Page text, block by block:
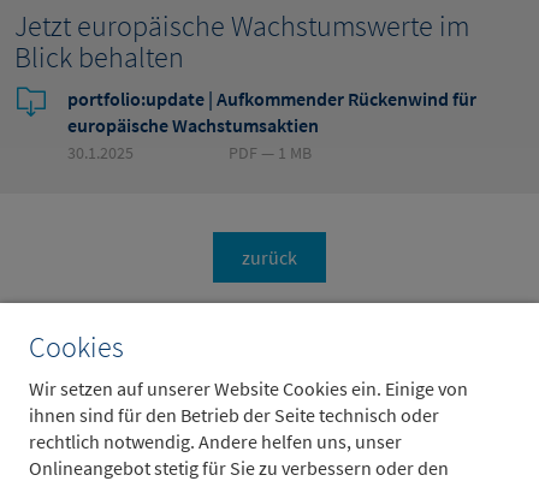
Cookies
Wir setzen auf unserer Website Cookies ein. Einige von
ihnen sind für den Betrieb der Seite technisch oder
rechtlich notwendig. Andere helfen uns, unser
Onlineangebot stetig für Sie zu verbessern oder den
Jetzt europäische Wachstumswerte im
Blick behalten
portfolio:update | Aufkommender Rückenwind für
europäische Wachstumsaktien
30.1.2025 PDF — 1 MB
zurück
Weitere Beiträge